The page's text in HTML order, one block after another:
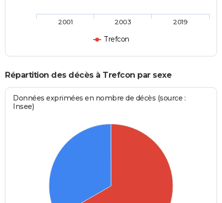
Trefcon
2001 2003 2019
Répartition des décès à Trefcon par sexe
Données exprimées en nombre de décès (source :
Insee)